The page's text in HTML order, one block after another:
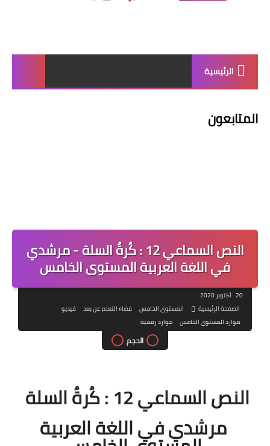
الرئيسية
المتابعون
النص السماعي 12 : كُرةُ السلة - مرشدي
في اللغة العربية المستوى الخامس
20 أكتوبر 2020
الصفحة الرئيسية
المستوى الخامس فضاء التعلم عن بعد
فيديو
موارد المستوى الخامس
موارد رقمية
الحجم
النص السماعي 12 : كُرةُ السلة
مرشدي في اللغة العربية